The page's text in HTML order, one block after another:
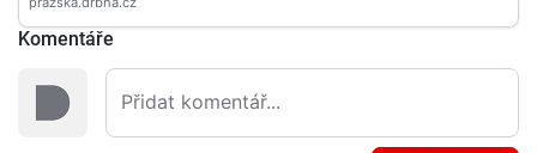
Komentáře